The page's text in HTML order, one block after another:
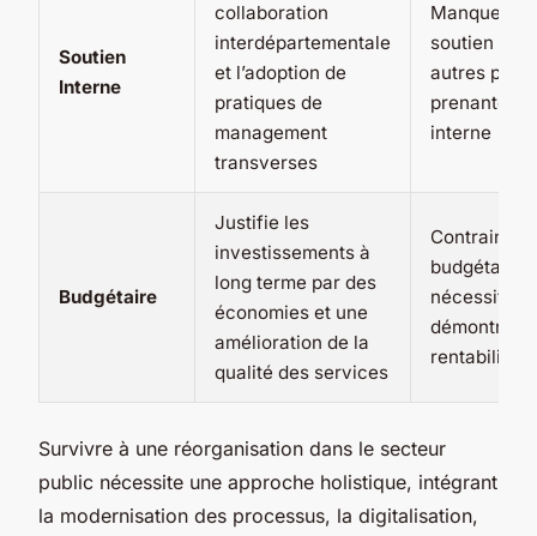
Soutien
Interne
collaboration
interdépartementale
et l’adoption de
pratiques de
management
transverses
Manque de
soutien des
autres
prenantes
interne
Budgétaire
Justifie les
investissements à
long terme par des
économies et une
amélioration de la
qualité des services
Contraintes
nécessité
démontrer
rentabilité
Survivre à une réorganisation dans le secteur
public nécessite une approche holistique, intégrant
la modernisation des processus, la digitalisation,